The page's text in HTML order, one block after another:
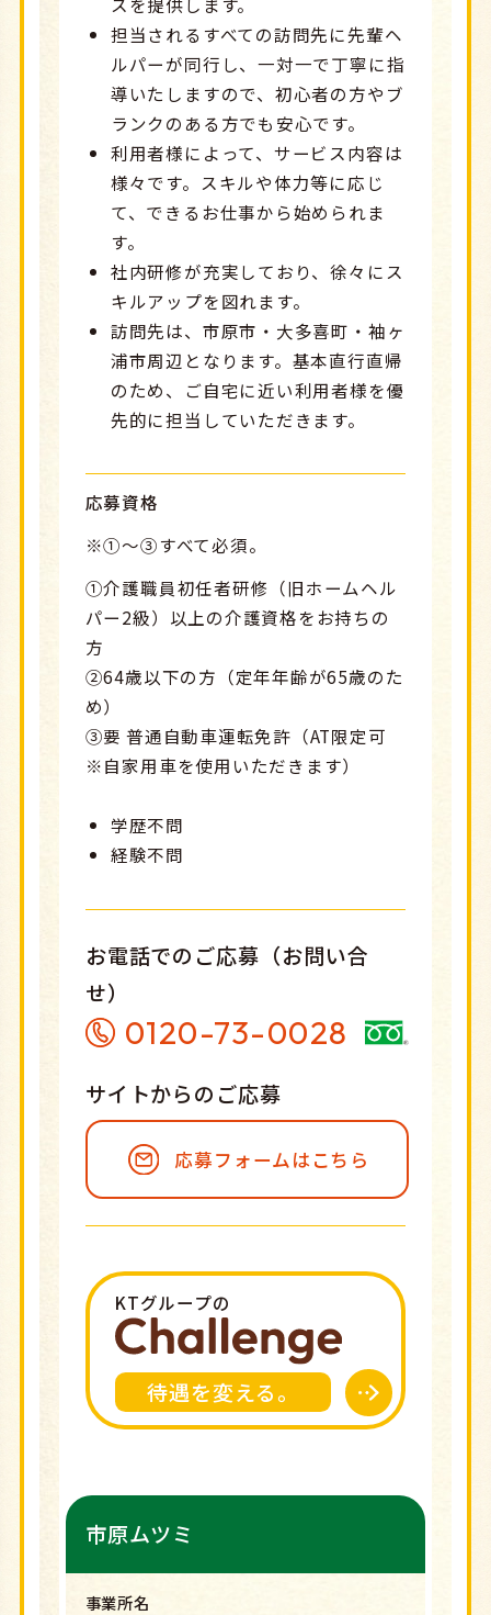
担当されるすべての訪問先に先輩ヘ
ルパーが同行し、一対一で丁寧に指
導いたしますので、初心者の方やブ
ランクのある方でも安心です。
利用者様によって、サービス内容は
様々です。スキルや体力等に応じ
て、できるお仕事から始められま
す。
社内研修が充実しており、徐々にス
キルアップを図れます。
訪問先は、市原市・大多喜町・袖ヶ
浦市周辺となります。基本直行直帰
のため、ご自宅に近い利用者様を優
先的に担当していただきます。
応募資格
※①～③すべて必須。
①介護職員初任者研修（旧ホームヘル
パー2級）以上の介護資格をお持ちの
方
②64歳以下の方（定年年齢が65歳のた
め）
③要 普通自動車運転免許（AT限定可
※自家用車を使用いただきます）
学歴不問
経験不問
お電話でのご応募（お問い合
せ）
0120-73-0028
サイトからのご応募
応募フォームはこちら
KTグループの
待遇を変える。
市原ムツミ
事業所名